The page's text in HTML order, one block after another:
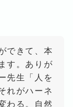
できて、本
す。ありが
先生「人を
れがハーネ
わる。自然